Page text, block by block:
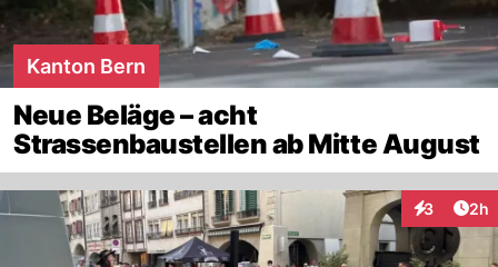
Kanton Bern
Neue Beläge – acht
Strassenbaustellen ab Mitte August
3 2h